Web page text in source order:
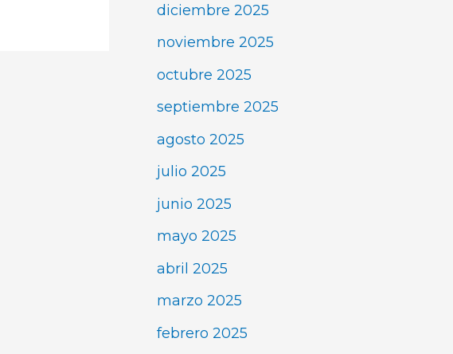
diciembre 2025
noviembre 2025
octubre 2025
septiembre 2025
agosto 2025
julio 2025
junio 2025
mayo 2025
abril 2025
marzo 2025
febrero 2025